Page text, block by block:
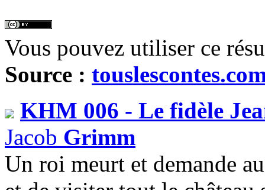
Vous pouvez utiliser ce
Source :
KHM 006 - Le fidèle
Jacob Grimm
Un roi meurt et demande